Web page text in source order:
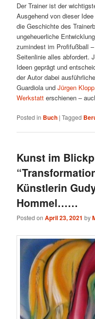
Der Trainer ist der
Ausgehend von dieser
die Geschichte des
ungeheuerliche
zumindest im Profifußball
Seitenlinie alles abfordert.
Ideen geprägt und
der Autor dabei
Guardiola undJürgen Klopp
Werkstatt erschienen –
Posted in Buch |Tagged
Kunst im
Künstlerin
Hommel……
Posted onApril 23, 2021 by